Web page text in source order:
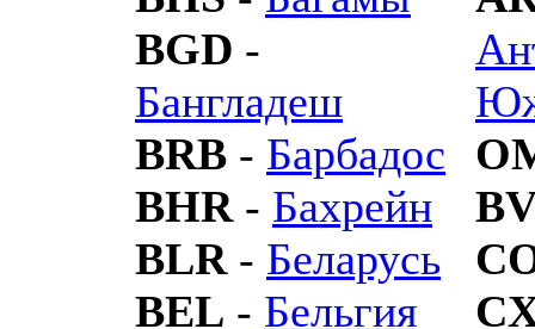
BGD -
Бангладеш
BRB - Барбадос
BHR- Бахрейн
BLR- Беларусь
BEL - Бельгия